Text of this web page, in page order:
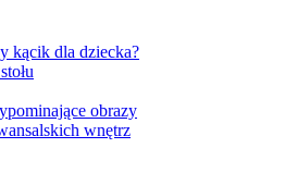
kącik dla dziecka?
obrazy
wnętrz